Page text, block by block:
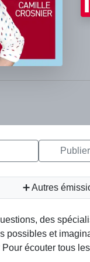
➕ Autres
des
possibles et
écouter tous